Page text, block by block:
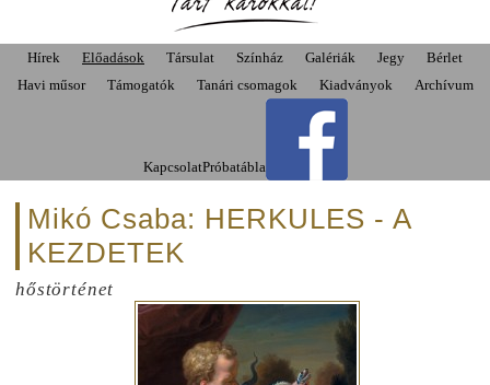
Hírek Előadások Társulat Színház Galériák Jegy
Bérlet
Havi műsor
Támogatók Tanári csomagok Kiadványok Archívum
KapcsolatPróbatábla
Mikó Csaba: HERKULES - A
KEZDETEK
hőstörténet